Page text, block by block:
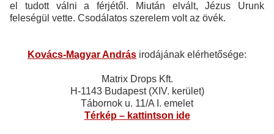
el tudott válni a férjétől. Miután elvált, Jézus Urunk
feleségül vette. Csodálatos szerelem volt az övék.
Kovács-Magyar András irodájának elérhetősége:
Matrix Drops Kft.
H-1143 Budapest (XIV. kerület)
Tábornok u. 11/A I. emelet
Térkép – kattintson ide